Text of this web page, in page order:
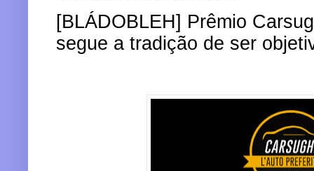
[BLÁDOBLEH] Prêmio
segue a tradição de ser